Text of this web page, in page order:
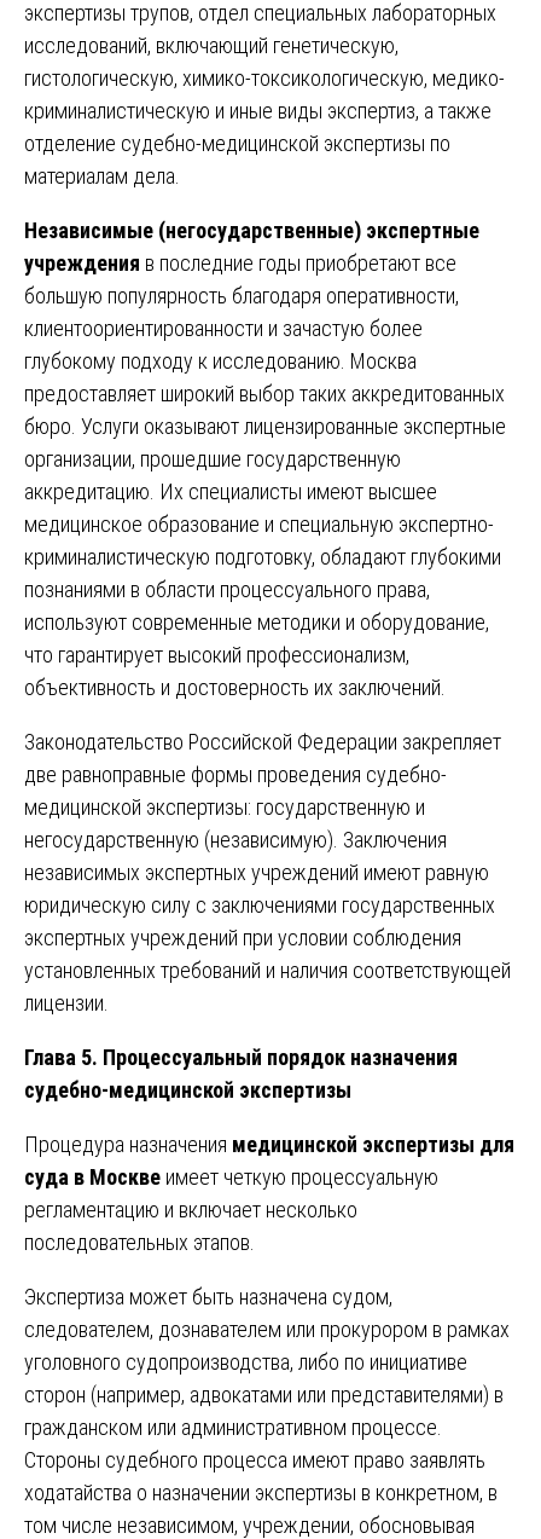
экспертизы трупов, отдел специальных лабораторных
исследований, включающий генетическую,
гистологическую, химико-токсикологическую, медико-
криминалистическую и иные виды экспертиз, а также
отделение судебно-медицинской экспертизы по
материалам дела.
Независимые (негосударственные) экспертные
учреждения в последние годы приобретают все
большую популярность благодаря оперативности,
клиентоориентированности и зачастую более
глубокому подходу к исследованию. Москва
предоставляет широкий выбор таких аккредитованных
бюро. Услуги оказывают лицензированные экспертные
организации, прошедшие государственную
аккредитацию. Их специалисты имеют высшее
медицинское образование и специальную экспертно-
криминалистическую подготовку, обладают глубокими
познаниями в области процессуального права,
используют современные методики и оборудование,
что гарантирует высокий профессионализм,
объективность и достоверность их заключений.
Законодательство Российской Федерации закрепляет
две равноправные формы проведения судебно-
медицинской экспертизы: государственную и
негосударственную (независимую). Заключения
независимых экспертных учреждений имеют равную
юридическую силу с заключениями государственных
экспертных учреждений при условии соблюдения
установленных требований и наличия соответствующей
лицензии.
Глава 5. Процессуальный порядок назначения
судебно-медицинской экспертизы
Процедура назначения медицинской экспертизы для
суда в Москве имеет четкую процессуальную
регламентацию и включает несколько
последовательных этапов.
Экспертиза может быть назначена судом,
следователем, дознавателем или прокурором в рамках
уголовного судопроизводства, либо по инициативе
сторон (например, адвокатами или представителями) в
гражданском или административном процессе.
Стороны судебного процесса имеют право заявлять
ходатайства о назначении экспертизы в конкретном, в
том числе независимом, учреждении, обосновывая